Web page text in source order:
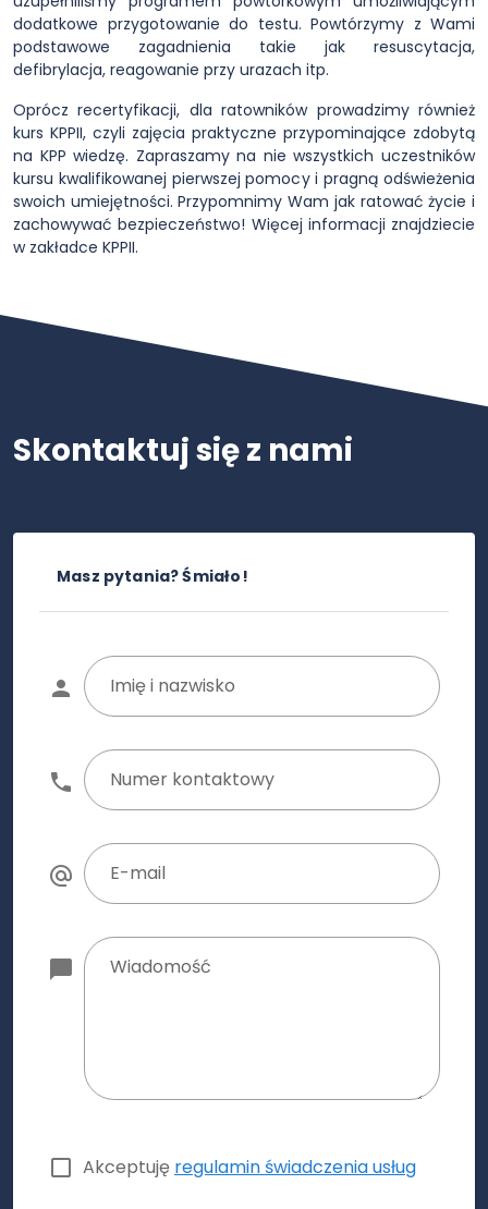
dodatkowe przygotowanie do testu. Powtórzymy z Wami
podstawowe zagadnienia takie jak resuscytacja,
defibrylacja, reagowanie przy urazach itp.
Oprócz recertyfikacji, dla ratowników prowadzimy również
kurs KPPII, czyli zajęcia praktyczne przypominające zdobytą
na KPP wiedzę. Zapraszamy na nie wszystkich uczestników
kursu kwalifikowanej pierwszej pomocy i pragną odświeżenia
swoich umiejętności. Przypomnimy Wam jak ratować życie i
zachowywać bezpieczeństwo! Więcej informacji znajdziecie
w zakładce KPPII.
Skontaktuj się z nami
Masz pytania? Śmiało!
Imię i nazwisko
Numer kontaktowy
E-mail
Wiadomość
Akceptuję regulamin świadczenia usług